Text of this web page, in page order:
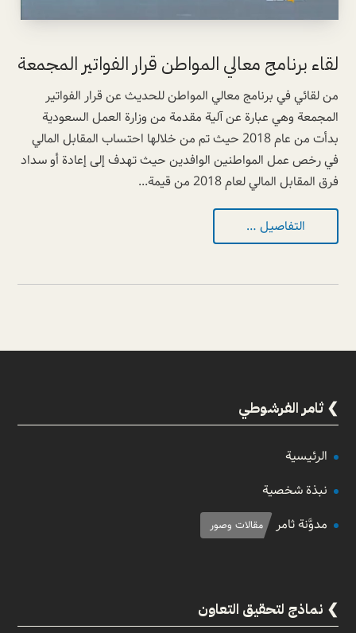
لقاء برنامج معالي المواطن قرار الفواتير المجمعة
من لقائي في برنامج معالي المواطن للحديث عن قرار الفواتير
المجمعة وهي عبارة عن آلية مقدمة من وزارة العمل السعودية
بدأت من عام 2018 حيث تم من خلالها احتساب المقابل المالي
في رخص عمل المواطنين الوافدين حيث تهدف إلى إعادة أو سداد
فرق المقابل المالي لعام 2018 من قيمة...
التفاصيل …
ثامر الفرشوطي
الرئيسية
نبذة شخصية
مدوَّنة ثامر
مقالات وصور
نماذج لتحقيق التعاون